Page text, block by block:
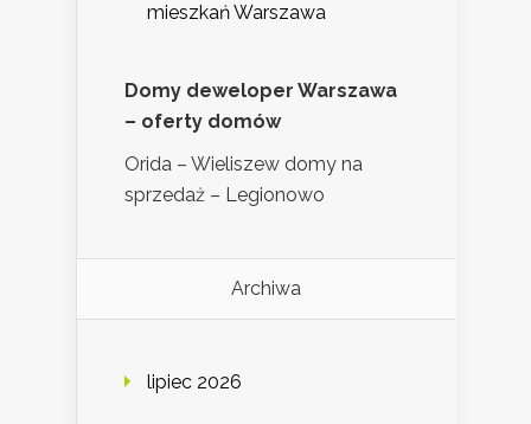
mieszkań Warszawa
Domy deweloper Warszawa
– oferty domów
Orida – Wieliszew domy na
sprzedaż – Legionowo
Archiwa
lipiec 2026